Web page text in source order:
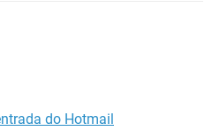
do Hotmail